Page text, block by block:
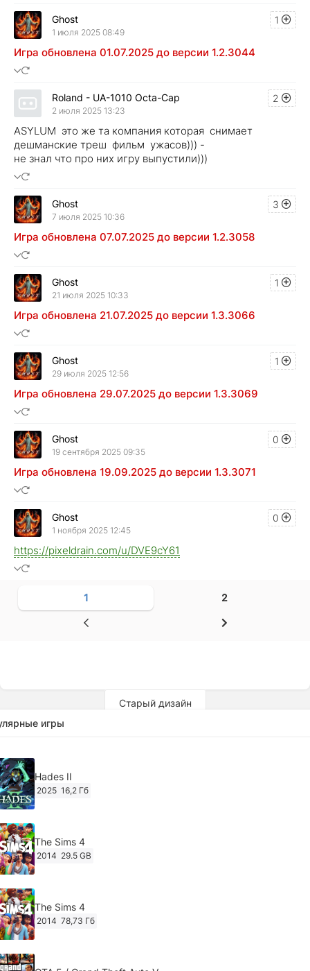
1
Ghost
1 июля 2025 08:49
Игра обновлена 01.07.2025 до версии 1.2.3044
2
Roland - UA-1010 Octa-Cap
2 июля 2025 13:23
ASYLUM это же та компания которая снимает
дешманские треш фильм ужасов))) -
не знал что про них игру выпустили)))
3
Ghost
7 июля 2025 10:36
Игра обновлена 07.07.2025 до версии 1.2.3058
1
Ghost
21 июля 2025 10:33
Игра обновлена 21.07.2025 до версии 1.3.3066
1
Ghost
29 июля 2025 12:56
Игра обновлена 29.07.2025 до версии 1.3.3069
0
Ghost
19 сентября 2025 09:35
Игра обновлена 19.09.2025 до версии 1.3.3071
0
Ghost
1 ноября 2025 12:45
https://pixeldrain.com/u/DVE9cY61
1 2
Старый дизайн
игры
Hades II
2025 16,2 Гб
The Sims 4
2014 29.5 GB
The Sims 4
2014 78,73 Гб